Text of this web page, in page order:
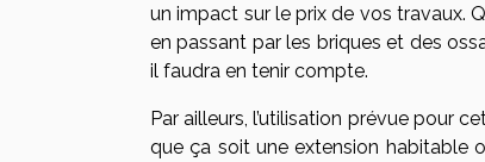
un impact sur le prix de vos travaux.
en passant par les briques et des
il faudra en tenir compte.
Par ailleurs, l’utilisation prévue pour
que ça soit une extension habitable